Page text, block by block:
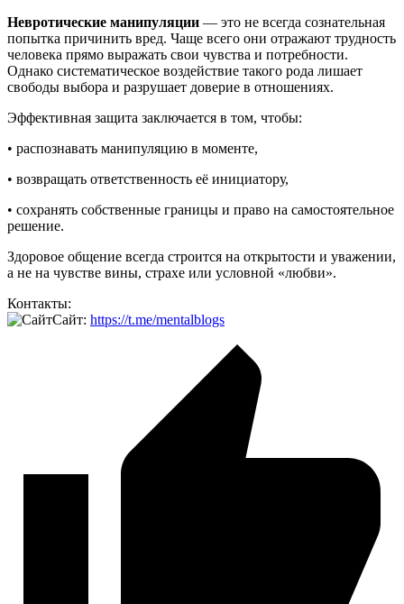
Невротические манипуляции — это не всегда сознательная
попытка причинить вред. Чаще всего они отражают трудность
человека прямо выражать свои чувства и потребности.
Однако систематическое воздействие такого рода лишает
свободы выбора и разрушает доверие в отношениях.
Эффективная защита заключается в том, чтобы:
• распознавать манипуляцию в моменте,
• возвращать ответственность её инициатору,
• сохранять собственные границы и право на самостоятельное
решение.
Здоровое общение всегда строится на открытости и уважении,
а не на чувстве вины, страхе или условной «любви».
Контакты:
Сайт: https://t.me/mentalblogs